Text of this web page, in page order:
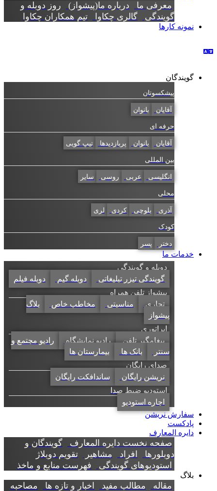
معرفی ما درباره ما(پیشواز)
روز دوبله و
گویندگی گالری چکاوا تیم همکاران چکاوا
نمونه کارها
گویندگان
پیشکسوتان
بانوان
حرفه ای
بانوان پربازدیدها تیپ گویی
بین المللی
انگلیسی عربی روسی سایر
محلی
بلوچی کردی لری
کودک
پسر
خدمات ما
دوبله و گویندگی
گویندگی تیزر تبلیغاتی
دوبله گیم
دوبله فیلم
پیشواز تلفن همراه
تجاری
مناسبتی مخاطب خاص
بلاگ
پیشواز
اپراتوری
پیغامگیر تلفن
رادیو نمایشگاه
رادیو مجتمع و
سنتر
بانک ها
بیمارستان ها
صدای رایگان
نریشن رایگان
ساندافکت رایگان
استودیو ضبط صدا
اجاره استودیو
سفارش نریشن
پادکست
دایره المعارف
صفحه نخست دایره المعارف گویندگان و
دوبلورها
افراد مشاهیر تقویم دوبلاژ
استودیوهای گویندگی فهرست منابع و ماخذ
بلاگ
مقاله مطالب مفید اخبار و تازه ها
مصاحبه